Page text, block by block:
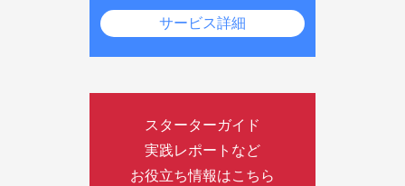
サービス詳細
スターターガイド
実践レポートなど
お役立ち情報はこちら